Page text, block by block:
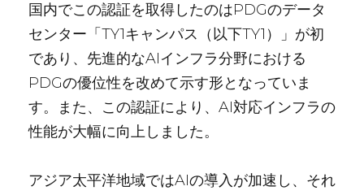
国内でこの認証を取得したのはPDGのデータ
センター「TY1キャンパス（以下TY1）」が初
であり、先進的なAIインフラ分野における
PDGの優位性を改めて示す形となっていま
す。また、この認証により、AI対応インフラの
性能が大幅に向上しました。
アジア太平洋地域ではAIの導入が加速し、それ